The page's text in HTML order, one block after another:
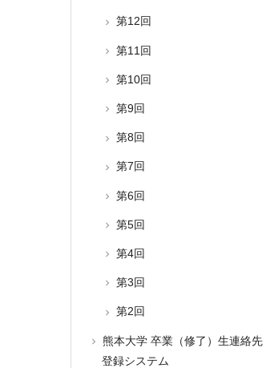
第12回
第11回
第10回
第9回
第8回
第7回
第6回
第5回
第4回
第3回
第2回
熊本大学 卒業（修了）生連絡先
登録システム